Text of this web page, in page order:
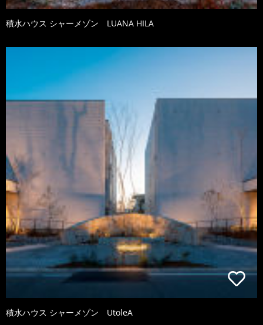
積水ハウス シャーメゾン LUANA HILA
積水ハウス シャーメゾン UtoleA